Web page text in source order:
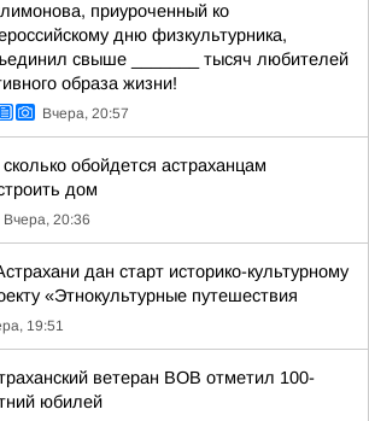
приуроченный ко
дню физкультурника,
свыше _______ тысяч любителей
образа жизни!
Вчера, 20:57
обойдется астраханцам
дом
Вчера, 20:36
дан старт историко-культурному
«Этнокультурные путешествия
19:51
ветеран ВОВ отметил 100-
юбилей